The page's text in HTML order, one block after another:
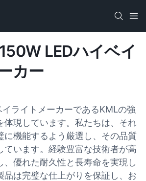
LEDハイベイ
カー
ライトメーカーであるKMLの強
体現しています。私たちは、それ
に機能するよう厳選し、その品質
ています。経験豊富な技術者が高
、優れた耐久性と長寿命を実現し
品は完璧な仕上がりを保証し、お